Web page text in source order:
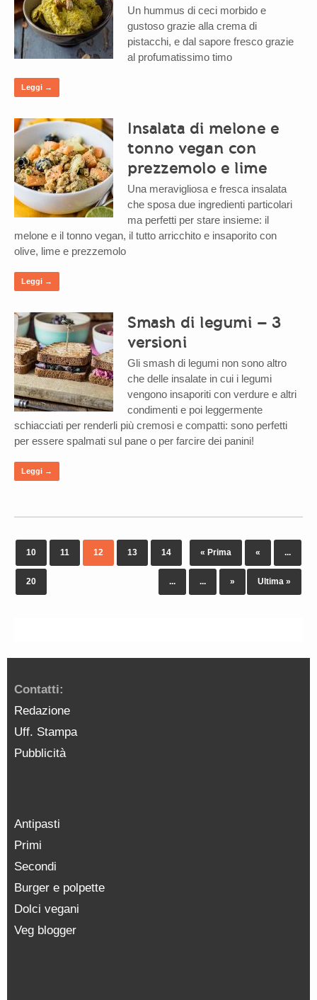
Un hummus di ceci morbido e
gustoso grazie alla crema di
pistacchi, e dal sapore fresco grazie
al profumatissimo timo
Leggi →
Insalata di melone e
tonno vegan con
prezzemolo e lime
Una meravigliosa e fresca insalata
che sposa due ingredienti particolari
ma perfetti per stare insieme: il
melone e il tonno vegan, il tutto arricchito e insaporito con
olive, lime e prezzemolo
Leggi →
Smash di legumi – 3
versioni
Gli smash di legumi non sono altro
che delle insalate in cui i legumi
vengono insaporiti con verdure e altri
condimenti e poi leggermente
schiacciati per renderli più cremosi e compatti: sono perfetti
per essere spalmati sul pane o per farcire dei panini!
Leggi →
« Prima « ...
10 11 12 13 14
...
20 ... » Ultima »
Contatti:
Redazione
Uff. Stampa
Pubblicità
Antipasti
Primi
Secondi
Burger e polpette
Dolci vegani
Veg blogger